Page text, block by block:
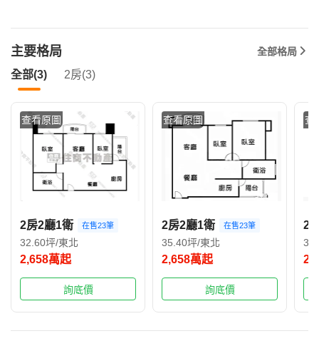
主要格局 全部格局
全部(3) 2房(3)
查看原圖
2房2廳1衛 在售23筆
32.60坪/東北
2,658萬起
詢底價
查看原圖
2房2廳1衛 在售23筆
35.40坪/東北
2,658萬起
詢底價
查
2